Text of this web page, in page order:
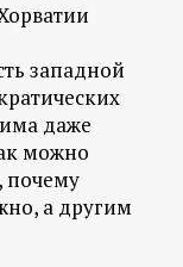
западной
даже
можно
почему
а другим